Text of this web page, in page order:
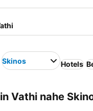
Skinos Hotels
Vathi nahe